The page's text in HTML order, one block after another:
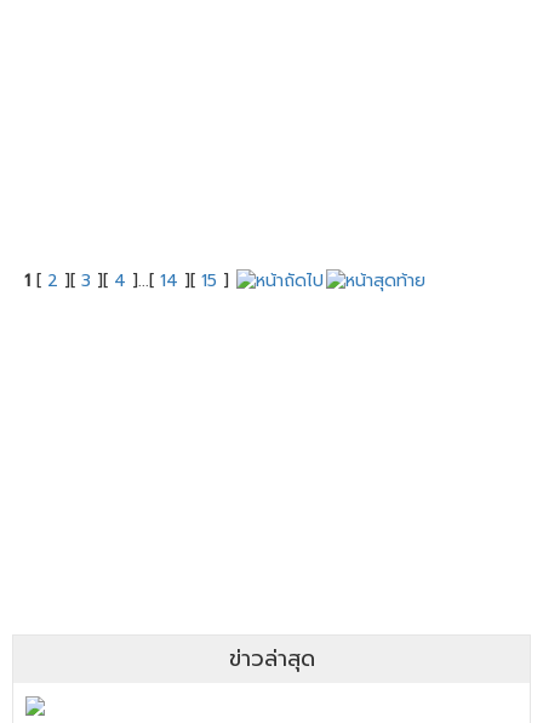
1 [ 2 ][ 3 ][ 4 ]...[ 14 ][ 15 ]
ข่าวล่าสุด